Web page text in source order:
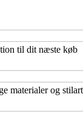
til dit næste køb
materialer og